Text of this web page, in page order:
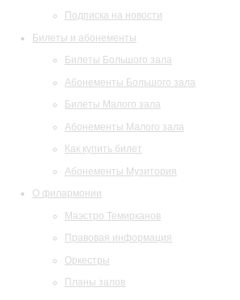
Подписка на новости
Билеты и абонементы
Билеты Большого зала
Абонементы Большого зала
Билеты Малого зала
Абонементы Малого зала
Как купить билет
Абонементы Музитория
О филармонии
Маэстро Темирканов
Правовая информация
Оркестры
Планы залов